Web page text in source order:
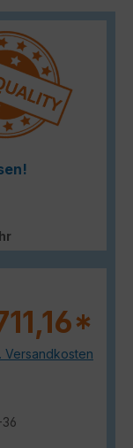
Versandkosten